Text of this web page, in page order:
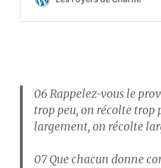
06Rappelez-vous le
trop peu, on récolte trop
largement, on récolte
07Que chacun donne